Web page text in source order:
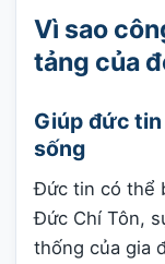
Vì sao
tảng của
Giúp đức
sống
Đức tin có thể
Đức Chí Tôn,
thống của gia